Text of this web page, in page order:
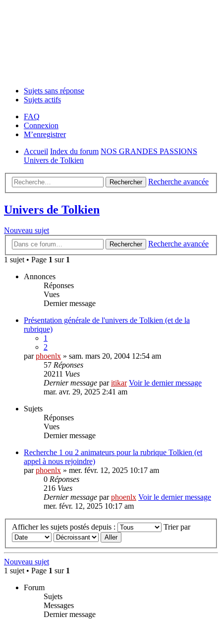
Sujets sans réponse
Sujets actifs
FAQ
Connexion
M’enregistrer
Accueil Index du forum NOS GRANDES PASSIONS
Univers de Tolkien
Rechercher Recherche avancée
Univers de Tolkien
Nouveau sujet
Rechercher
Recherche avancée
1 sujet • Page 1 sur 1
Annonces
Réponses
Vues
Dernier message
Présentation générale de l'univers de Tolkien (et de la
rubrique)
1
2
parphoenlx » sam. mars 20, 2004 12:54 am
57 Réponses
20211 Vues
Dernier message paritikar Voir le dernier message
mar. avr. 29, 2025 2:41 am
Sujets
Réponses
Vues
Dernier message
Recherche 1 ou 2 animateurs pour la rubrique Tolkien (et
appel à nous rejoindre)
parphoenlx » mer. févr. 12, 2025 10:17 am
0 Réponses
216 Vues
Dernier message parphoenlx Voir le dernier message
mer. févr. 12, 2025 10:17 am
Afficher les sujets postés depuis : Trier par
Nouveau sujet
1 sujet • Page 1 sur 1
Forum
Sujets
Messages
Dernier message